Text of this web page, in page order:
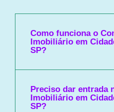
Como funciona o
Imobiliário em
SP?
Preciso dar entrada
Imobiliário em
SP?